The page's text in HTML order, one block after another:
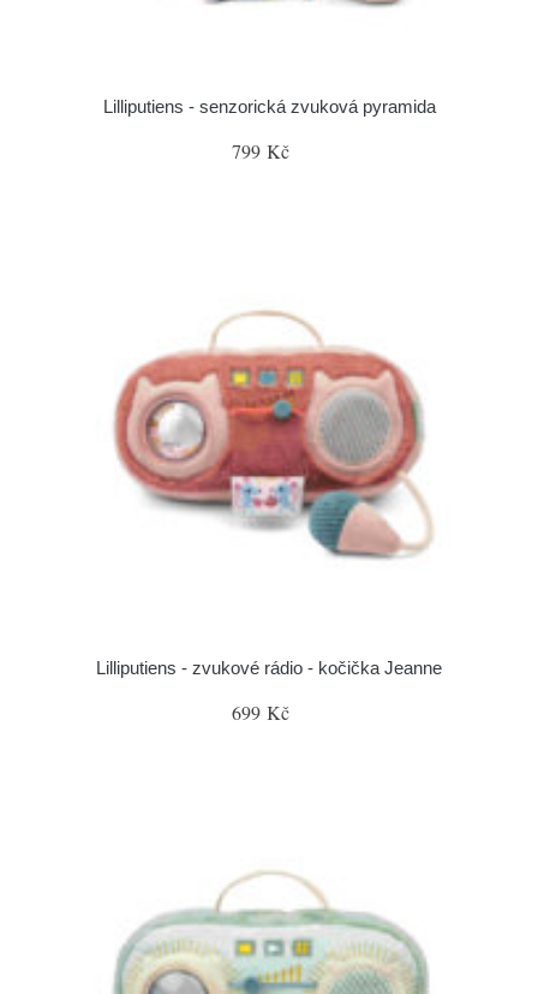
Lilliputiens - senzorická zvuková pyramida
799 Kč
Lilliputiens - zvukové rádio - kočička Jeanne
699 Kč